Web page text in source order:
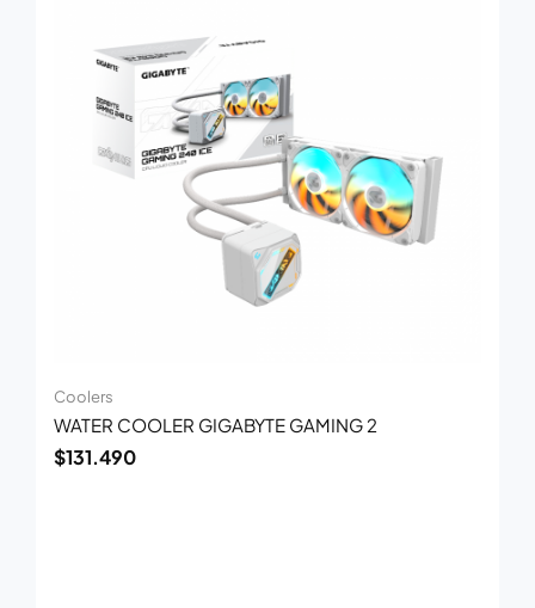
Coolers
WATER COOLER GIGABYTE GAMING 2
$131.490